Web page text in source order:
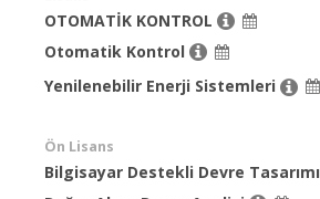
OTOMATİK KONTROL
Otomatik Kontrol
Yenilenebilir Enerji Sistemleri
Ön Lisans
Bilgisayar Destekli Devre Tasarımı